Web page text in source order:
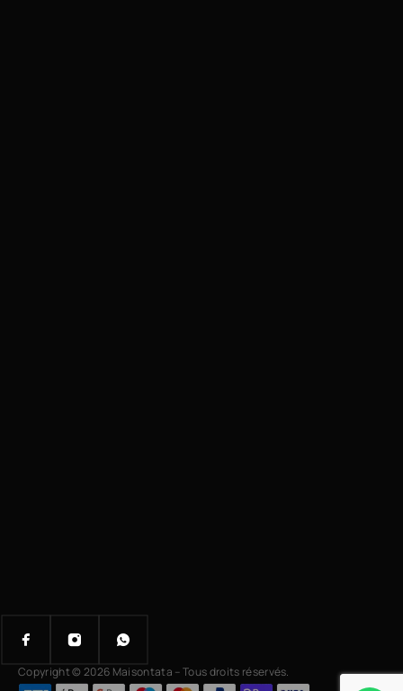
Copyright © 2026 Maisontata – Tous droits réservés.